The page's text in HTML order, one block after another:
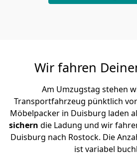
Wir fahren
Am Umzugstag stehen
Transportfahrzeug pünktlich
Möbelpacker in Duisburg laden
sichern die Ladung und wir
Duisburg nach Rostock. Die
ist variabel